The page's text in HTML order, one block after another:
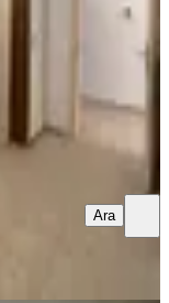
Ara